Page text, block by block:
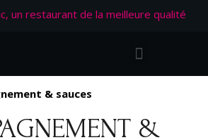
un restaurant de la meilleure qualité
& sauces
&